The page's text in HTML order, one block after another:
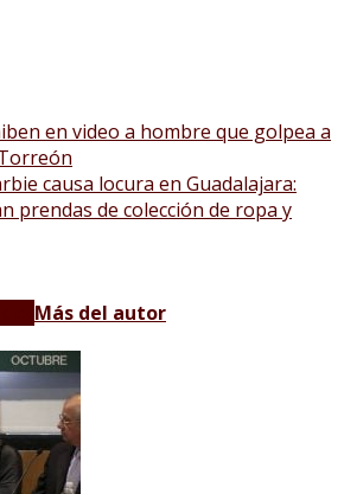
en video a hombre que golpea a
causa locura en Guadalajara:
prendas de colección de ropa y
Más del autor